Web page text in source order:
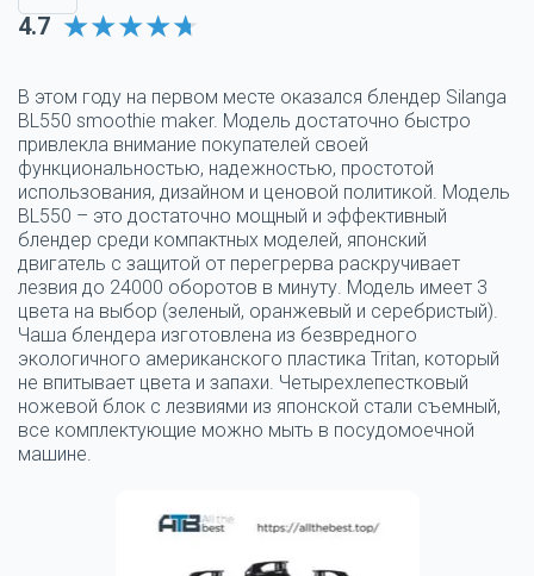
4.7
В этом году на первом месте оказался блендер Silanga
BL550 smoothie maker. Модель достаточно быстро
привлекла внимание покупателей своей
функциональностью, надежностью, простотой
использования, дизайном и ценовой политикой. Модель
BL550 – это достаточно мощный и эффективный
блендер среди компактных моделей, японский
двигатель с защитой от перегрерва раскручивает
лезвия до 24000 оборотов в минуту. Модель имеет 3
цвета на выбор (зеленый, оранжевый и серебристый).
Чаша блендера изготовлена из безвредного
экологичного американского пластика Tritan, который
не впитывает цвета и запахи. Четырехлепестковый
ножевой блок с лезвиями из японской стали съемный,
все комплектующие можно мыть в посудомоечной
машине.